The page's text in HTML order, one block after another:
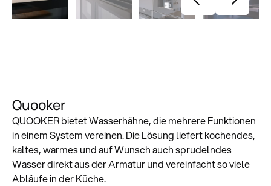
Quooker
QUOOKER bietet Wasserhähne, die mehrere Funktionen
in einem System vereinen. Die Lösung liefert kochendes,
kaltes, warmes und auf Wunsch auch sprudelndes
Wasser direkt aus der Armatur und vereinfacht so viele
Abläufe in der Küche.